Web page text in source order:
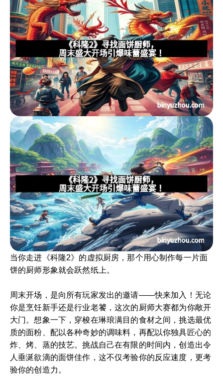
当你走进《科隆2》的虚拟厨房，那个用心制作每一片面
饼的厨师形象就会跃然纸上。
周末开场，是向所有玩家发出的邀请——快来加入！无论
你是烹饪新手还是行业老饕，这次的厨师大赛都为你敞开
大门。想象一下，穿梭在琳琅满目的食材之间，挑选最优
质的面粉、配以各种奇妙的调味料，再配以你独具匠心的
炸、烤、蒸的技艺。挑战自己在有限的时间内，创造出令
人垂涎欲滴的面饼佳作，这不仅考验你的反应速度，更考
验你的创造力。